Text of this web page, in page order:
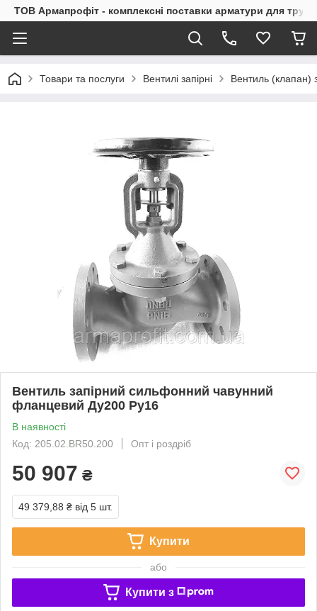
ТОВ Армапрофіт - комплексні поставки арматури для
Товари та послуги Вентилі запірні Вентиль (клапан)
Вентиль запірний сильфонний чавунний
фланцевий Ду200 Ру16
В наявності
Код: 205.02.BR50.200
Опт і роздріб
50 907 ₴
49 379,88 ₴ від 5 шт.
Купити
або
Купити з